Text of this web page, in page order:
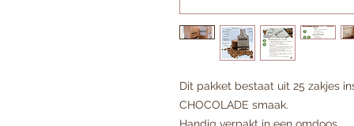
Dit pakket bestaat uit 25 zakjes
CHOCOLADE smaak.
Handig verpakt in een omdoos.